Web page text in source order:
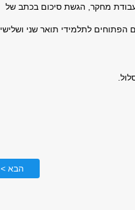
חובה ובחירה, ביצוע עבודת מחקר, הגשת סיכום בכתב של
קורסים הפתוחים לתלמידי תואר שני ושלישי
הבא >